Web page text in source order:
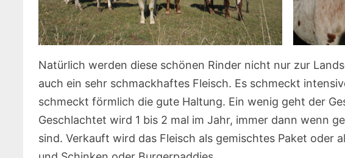
Natürlich werden diese schönen Rinder nicht nur zur
auch ein sehr schmackhaftes Fleisch. Es schmeckt
schmeckt förmlich die gute Haltung. Ein wenig geht der
Geschlachtet wird 1 bis 2 mal im Jahr, immer dann wenn
sind. Verkauft wird das Fleisch als gemischtes Paket oder